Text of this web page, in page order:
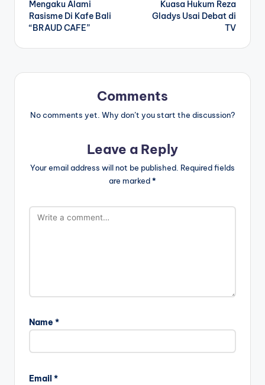
Mengaku Alami
Rasisme Di Kafe Bali
“BRAUD CAFE”
Kuasa Hukum Reza
Gladys Usai Debat di
TV
Comments
No comments yet. Why don’t you start the discussion?
Leave a Reply
Your email address will not be published. Required fields
are marked*
Name *
Email *